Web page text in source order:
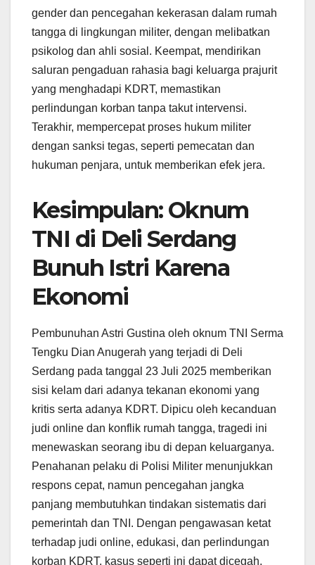
gender dan pencegahan kekerasan dalam rumah
tangga di lingkungan militer, dengan melibatkan
psikolog dan ahli sosial. Keempat, mendirikan
saluran pengaduan rahasia bagi keluarga prajurit
yang menghadapi KDRT, memastikan
perlindungan korban tanpa takut intervensi.
Terakhir, mempercepat proses hukum militer
dengan sanksi tegas, seperti pemecatan dan
hukuman penjara, untuk memberikan efek jera.
Kesimpulan: Oknum
TNI di Deli Serdang
Bunuh Istri Karena
Ekonomi
Pembunuhan Astri Gustina oleh oknum TNI Serma
Tengku Dian Anugerah yang terjadi di Deli
Serdang pada tanggal 23 Juli 2025 memberikan
sisi kelam dari adanya tekanan ekonomi yang
kritis serta adanya KDRT. Dipicu oleh kecanduan
judi online dan konflik rumah tangga, tragedi ini
menewaskan seorang ibu di depan keluarganya.
Penahanan pelaku di Polisi Militer menunjukkan
respons cepat, namun pencegahan jangka
panjang membutuhkan tindakan sistematis dari
pemerintah dan TNI. Dengan pengawasan ketat
terhadap judi online, edukasi, dan perlindungan
korban KDRT, kasus seperti ini dapat dicegah,